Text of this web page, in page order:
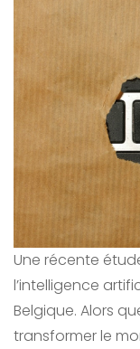
Une récente
l’intelligence
Belgique. Alors
transformer le